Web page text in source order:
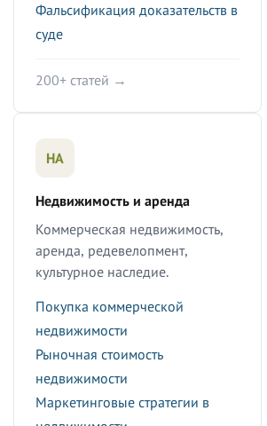
Фальсификация доказательств в
суде
200+ статей →
НА
Недвижимость и аренда
Коммерческая недвижимость,
аренда, редевелопмент,
культурное наследие.
Покупка коммерческой
недвижимости
Рыночная стоимость
недвижимости
Маркетинговые стратегии в